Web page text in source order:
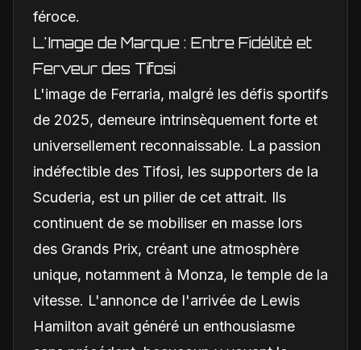
féroce.
L'Image de Marque : Entre Fidélité et
Ferveur des Tifosi
L'image de Ferraria, malgré les défis sportifs
de 2025, demeure intrinsèquement forte et
universellement reconnaissable. La passion
indéfectible des Tifosi, les supporters de la
Scuderia, est un pilier de cet attrait. Ils
continuent de se mobiliser en masse lors
des Grands Prix, créant une atmosphère
unique, notamment à Monza, le temple de la
vitesse. L'annonce de l'arrivée de Lewis
Hamilton avait généré un enthousiasme